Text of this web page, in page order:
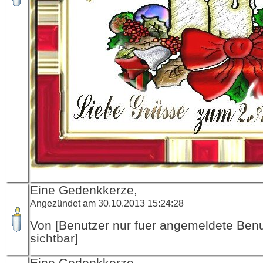
Eine Gedenkkerze,
Angezündet am 30.10.2013 15:24:28
Von [Benutzer nur fuer angemeldete
sichtbar]